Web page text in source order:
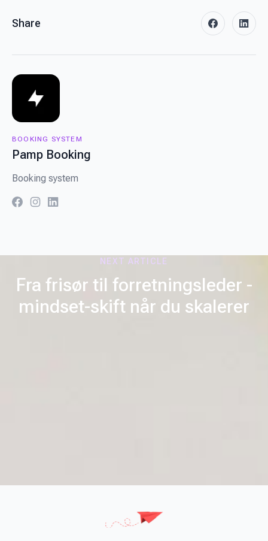
Share
facebook
BOOKING SYSTEM
Pamp Booking
Booking system
facebook
instagram
linkedin
NEXT ARTICLE
Fra frisør til forretningsleder -
mindset-skift når du skalerer